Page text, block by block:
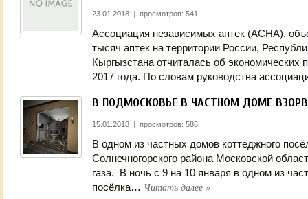
23.01.2018 | просмотров: 541
Ассоциация независимых аптек (АСНА),
тысяч аптек на территории России,
Кыргызстана отчиталась об экономических
2017 года. По словам руководства
В ПОДМОСКОВЬЕ В ЧАСТНОМ ДОМЕ
15.01.2018 | просмотров: 586
В одном из частных домов коттеджного
Солнечногорского района Московской
газа. В ночь с 9 на 10 января в одном из
посёлка… Читать далее »